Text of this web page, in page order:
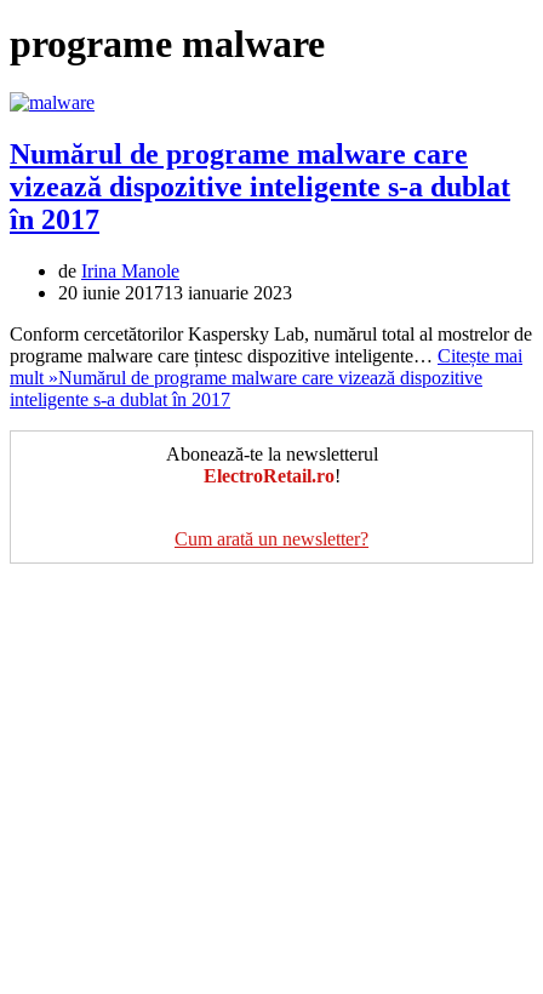
programe malware
Numărul de programe malware care
vizează dispozitive inteligente s-a dublat
în 2017
de Irina Manole
20 iunie 201713 ianuarie 2023
Conform cercetătorilor Kaspersky Lab, numărul total al mostrelor de
programe malware care țintesc dispozitive inteligente… Citește mai
mult »Numărul de programe malware care vizează dispozitive
inteligente s-a dublat în 2017
Abonează-te la newsletterul
ElectroRetail.ro!
Cum arată un newsletter?